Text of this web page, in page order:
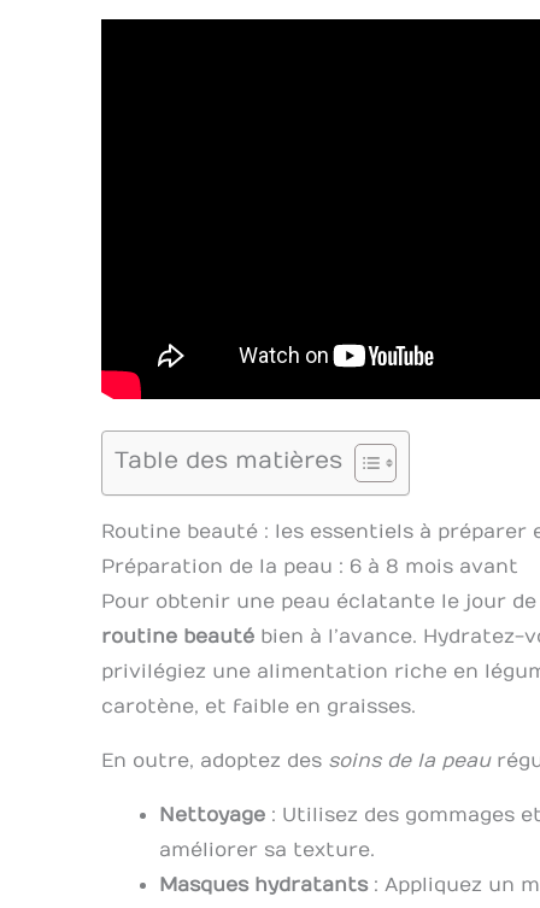
Table des matières
Routine beauté : les essentiels à préparer
Préparation de la peau : 6 à 8 mois avant
Pour obtenir une peau éclatante le jour
routine beauté bien à l’avance. Hydratez-
privilégiez une alimentation riche en
carotène, et faible en graisses.
En outre, adoptez des soins de la peau
Nettoyage : Utilisez des gommages
améliorer sa texture.
Masques hydratants: Appliquez un